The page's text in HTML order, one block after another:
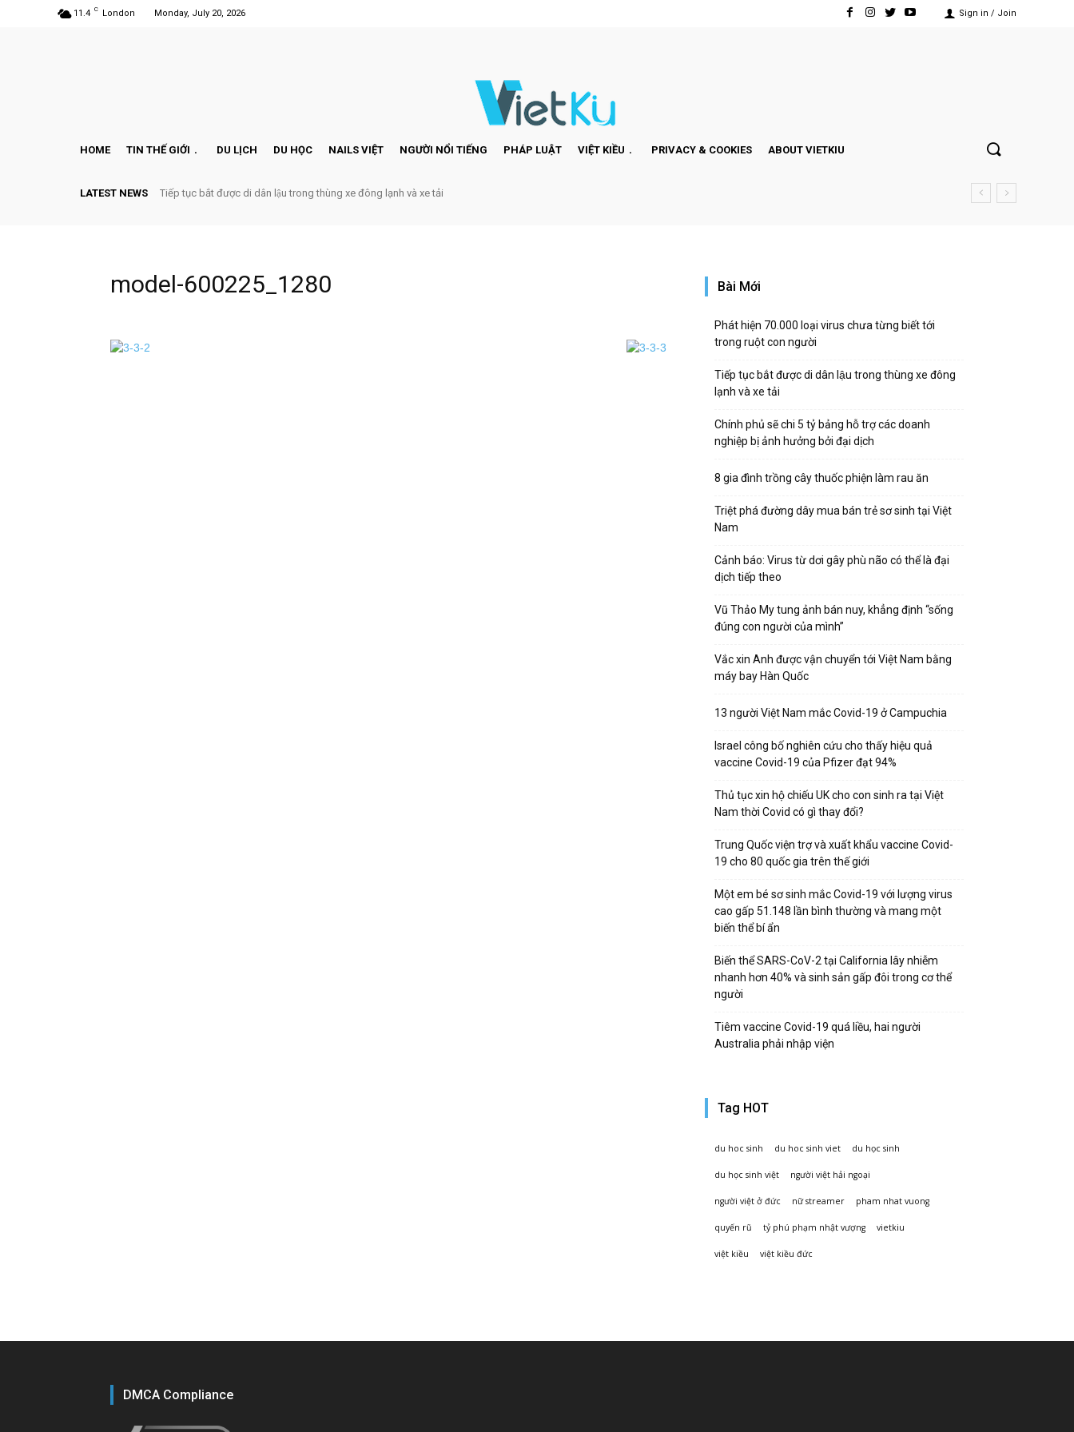
11.4 C London Monday, July 20, 2026 Sign in / Join
HOME TIN THẾ GIỚI DU LỊCH DU HỌC NAILS VIỆT NGƯỜI NỔI TIẾNG PHÁP LUẬT VIỆT KIỀU PRIVACY & COOKIES ABOUT VIETKIU
LATEST NEWS Tiếp tục bắt được di dân lậu trong thùng xe đông lạnh và xe tải
model-600225_1280 Bài Mới
Phát hiện 70.000 loại virus chưa từng biết tới
trong ruột con người
Tiếp tục bắt được di dân lậu trong thùng xe đông
lạnh và xe tải
Chính phủ sẽ chi 5 tỷ bảng hỗ trợ các doanh
nghiệp bị ảnh hưởng bởi đại dịch
8 gia đình trồng cây thuốc phiện làm rau ăn
Triệt phá đường dây mua bán trẻ sơ sinh tại Việt
Nam
Cảnh báo: Virus từ dơi gây phù não có thể là đại
dịch tiếp theo
Vũ Thảo My tung ảnh bán nuy, khẳng định “sống
đúng con người của mình”
Vắc xin Anh được vận chuyển tới Việt Nam bằng
máy bay Hàn Quốc
13 người Việt Nam mắc Covid-19 ở Campuchia
Israel công bố nghiên cứu cho thấy hiệu quả
vaccine Covid-19 của Pfizer đạt 94%
Thủ tục xin hộ chiếu UK cho con sinh ra tại Việt
Nam thời Covid có gì thay đổi?
Trung Quốc viện trợ và xuất khẩu vaccine Covid-
19 cho 80 quốc gia trên thế giới
Một em bé sơ sinh mắc Covid-19 với lượng virus
cao gấp 51.148 lần bình thường và mang một
biến thể bí ẩn
Biến thể SARS-CoV-2 tại California lây nhiễm
nhanh hơn 40% và sinh sản gấp đôi trong cơ thể
người
Tiêm vaccine Covid-19 quá liều, hai người
Australia phải nhập viện
Tag HOT
du hoc sinh du hoc sinh viet du học sinh
du học sinh việt người việt hải ngoại
người việt ở đức nữ streamer pham nhat vuong
quyến rũ tỷ phú phạm nhật vượng vietkiu
việt kiều việt kiều đức
DMCA Compliance